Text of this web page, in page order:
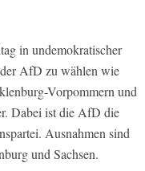
in undemokratischer
AfD zu wählen wie
Vorpommern und
Dabei ist die AfD die
Ausnahmen sind
und Sachsen.